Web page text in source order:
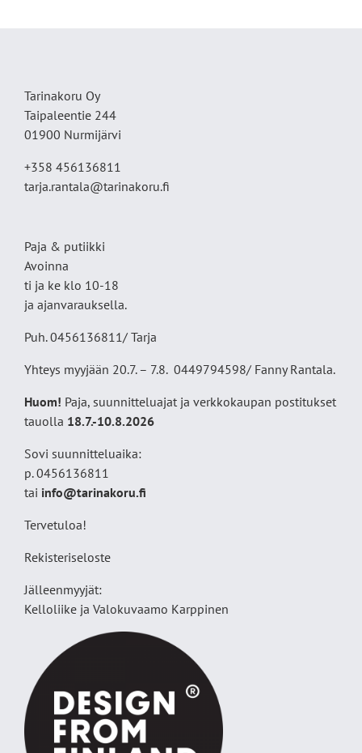
Tarinakoru Oy
Taipaleentie 244
01900 Nurmijärvi
+358 456136811
tarja.rantala@tarinakoru.fi
Paja & putiikki
Avoinna
ti ja ke klo 10-18
ja ajanvarauksella.
Puh. 0456136811/ Tarja
Yhteys myyjään 20.7. – 7.8. 0449794598/ Fanny Rantala.
Huom! Paja, suunnitteluajat ja verkkokaupan postitukset
tauolla 18.7.-10.8.2026
Sovi suunnitteluaika:
p. 0456136811
tai info@tarinakoru.fi
Tervetuloa!
Rekisteriseloste
Jälleenmyyjät:
Kelloliike ja Valokuvaamo Karppinen